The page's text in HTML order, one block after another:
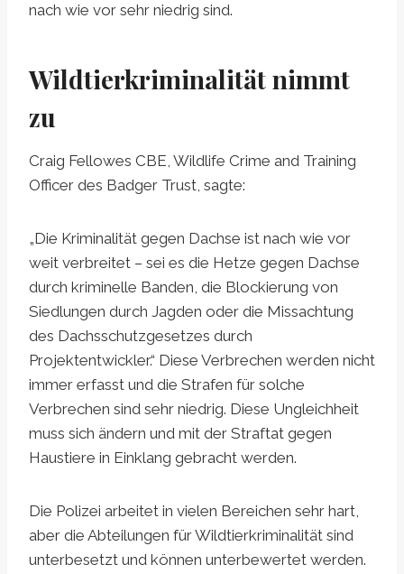
nach wie vor sehr niedrig sind.
Wildtierkriminalität nimmt
zu
Craig Fellowes CBE, Wildlife Crime and Training
Officer des Badger Trust, sagte:
„Die Kriminalität gegen Dachse ist nach wie vor
weit verbreitet – sei es die Hetze gegen Dachse
durch kriminelle Banden, die Blockierung von
Siedlungen durch Jagden oder die Missachtung
des Dachsschutzgesetzes durch
Projektentwickler.“ Diese Verbrechen werden nicht
immer erfasst und die Strafen für solche
Verbrechen sind sehr niedrig. Diese Ungleichheit
muss sich ändern und mit der Straftat gegen
Haustiere in Einklang gebracht werden.
Die Polizei arbeitet in vielen Bereichen sehr hart,
aber die Abteilungen für Wildtierkriminalität sind
unterbesetzt und können unterbewertet werden.